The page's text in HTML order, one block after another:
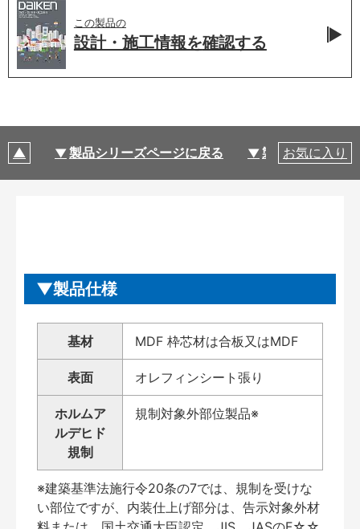
この製品の
設計・施工情報を確認する
製品シリーズページに戻る 製品仕様
お気に入り
製品仕様
基材 MDF 枠芯材は合板又はMDF
表面 オレフィンシート張り
ホルムア
ルデヒド
規制
規制対象外部位製品※
※建築基準法施行令20条の7では、規制を受けな
い部位ですが、内装仕上げ部分は、告示対象外材